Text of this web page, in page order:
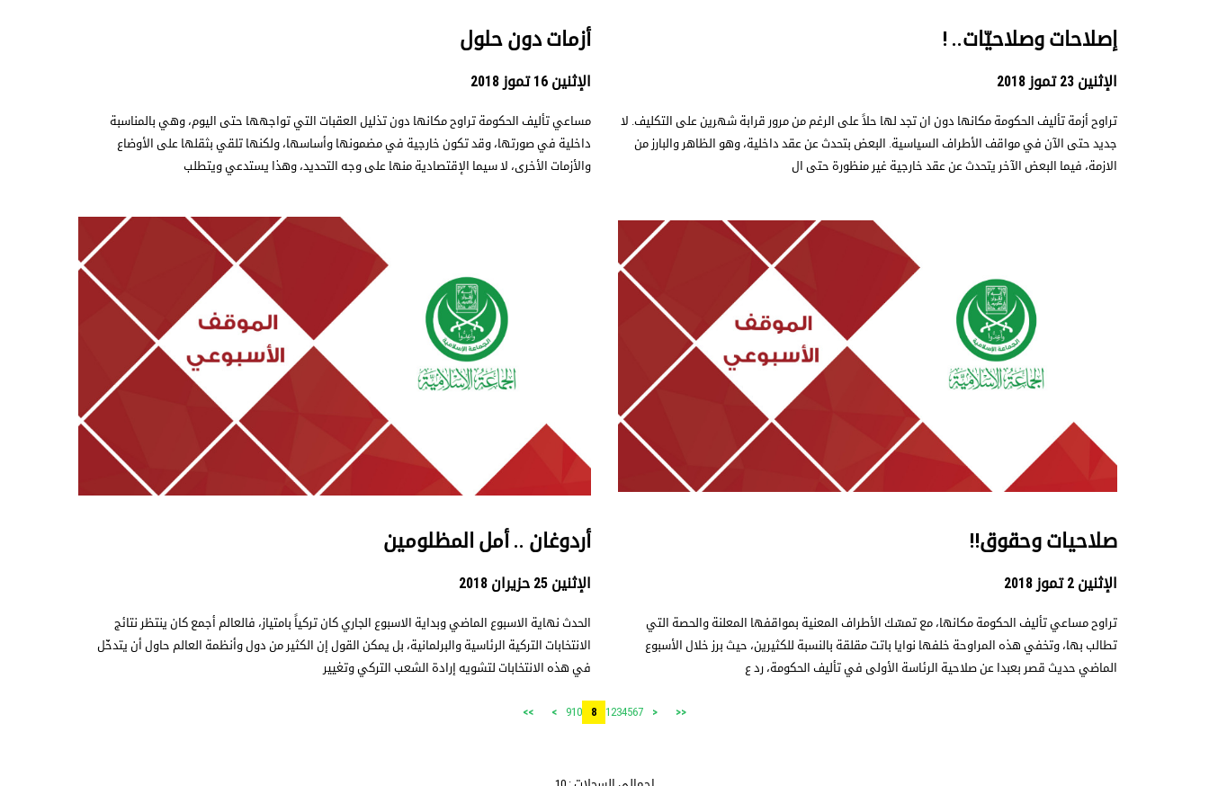
إصلاحات وصلاحيّات.. !
الإثنين 23 تموز 2018
تراوح أزمة تأليف الحكومة مكانها دون ان تجد لها حلاً على الرغم من مرور قرابة شهرين على التكليف. لا
جديد حتى الآن في مواقف الأطراف السياسية. البعض بتحدث عن عقد داخلية، وهو الظاهر والبارز من
الازمة، فيما البعض الآخر يتحدث عن عقد خارجية غير منظورة حتى ال
أزمات دون حلول
الإثنين 16 تموز 2018
مساعي تأليف الحكومة تراوح مكانها دون تذليل العقبات التي تواجهها حتى اليوم، وهي بالمناسبة
داخلية في صورتها، وقد تكون خارجية في مضمونها وأساسها، ولكنها تلقي بثقلها على الأوضاع
والأزمات الأخرى، لا سيما الإقتصادية منها على وجه التحديد، وهذا يستدعي ويتطلب
صلاحيات وحقوق!!
الإثنين 2 تموز 2018
تراوح مساعي تأليف الحكومة مكانها، مع تمسّك الأطراف المعنية بمواقفها المعلنة والحصة التي
تطالب بها، وتخفي هذه المراوحة خلفها نوايا باتت مقلقة بالنسبة للكثيرين، حيث برز خلال الأسبوع
الماضي حديث قصر بعبدا عن صلاحية الرئاسة الأولى في تأليف الحكومة، رد ع
أردوغان .. أمل المظلومين
الإثنين 25 حزيران 2018
الحدث نهاية الاسبوع الماضي وبداية الاسبوع الجاري كان تركياً بامتياز، فالعالم أجمع كان ينتظر نتائج
الانتخابات التركية الرئاسية والبرلمانية، بل يمكن القول إن الكثير من دول وأنظمة العالم حاول أن يتدخّل
في هذه الانتخابات لتشويه إرادة الشعب التركي وتغيير
<<
<
1234567
8
910
>
>>